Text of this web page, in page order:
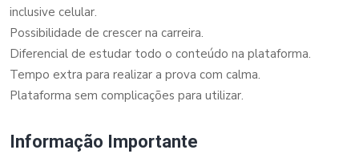
inclusive celular.
Possibilidade de crescer na carreira.
Diferencial de estudar todo o conteúdo na plataforma.
Tempo extra para realizar a prova com calma.
Plataforma sem complicações para utilizar.
Informação Importante